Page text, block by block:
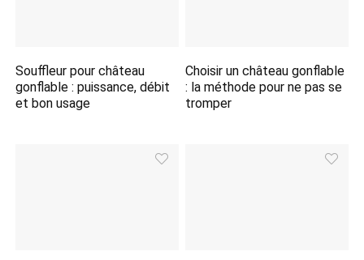
Souffleur pour château
gonflable : puissance, débit
et bon usage
Choisir un château gonflable
: la méthode pour ne pas se
tromper